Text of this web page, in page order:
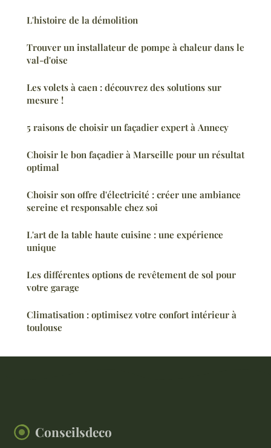
L'histoire de la démolition
Trouver un installateur de pompe à chaleur dans le
val-d'oise
Les volets à caen : découvrez des solutions sur
mesure !
5 raisons de choisir un façadier expert à Annecy
Choisir le bon façadier à Marseille pour un résultat
optimal
Choisir son offre d'électricité : créer une ambiance
sereine et responsable chez soi
L'art de la table haute cuisine : une expérience
unique
Les différentes options de revêtement de sol pour
votre garage
Climatisation : optimisez votre confort intérieur à
toulouse
Conseilsdeco